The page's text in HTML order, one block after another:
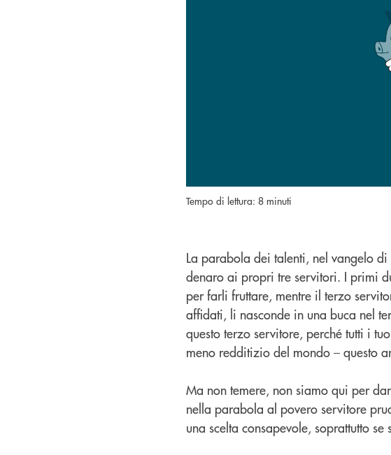
Tempo di lettura: 8 minuti
La parabola dei talenti, nel vangelo
denaro ai propri tre servitori. I primi
per farli fruttare, mentre il terzo
affidati, li nasconde in una buca nel
questo terzo servitore, perché tutti i
meno redditizio del mondo – questo
Ma non temere, non siamo qui per
nella parabola al povero servitore
una scelta consapevole, soprattutto